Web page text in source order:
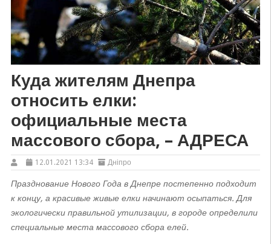
Куда жителям Днепра
относить елки:
официальные места
массового сбора, – АДРЕСА
12.01.2021 13:34 Дніпро
Празднование Нового Года в Днепре постепенно подходит
к концу, а красивые живые елки начинают осыпаться. Для
экологически правильной утилизации, в городе определили
специальные места массового сбора елей.